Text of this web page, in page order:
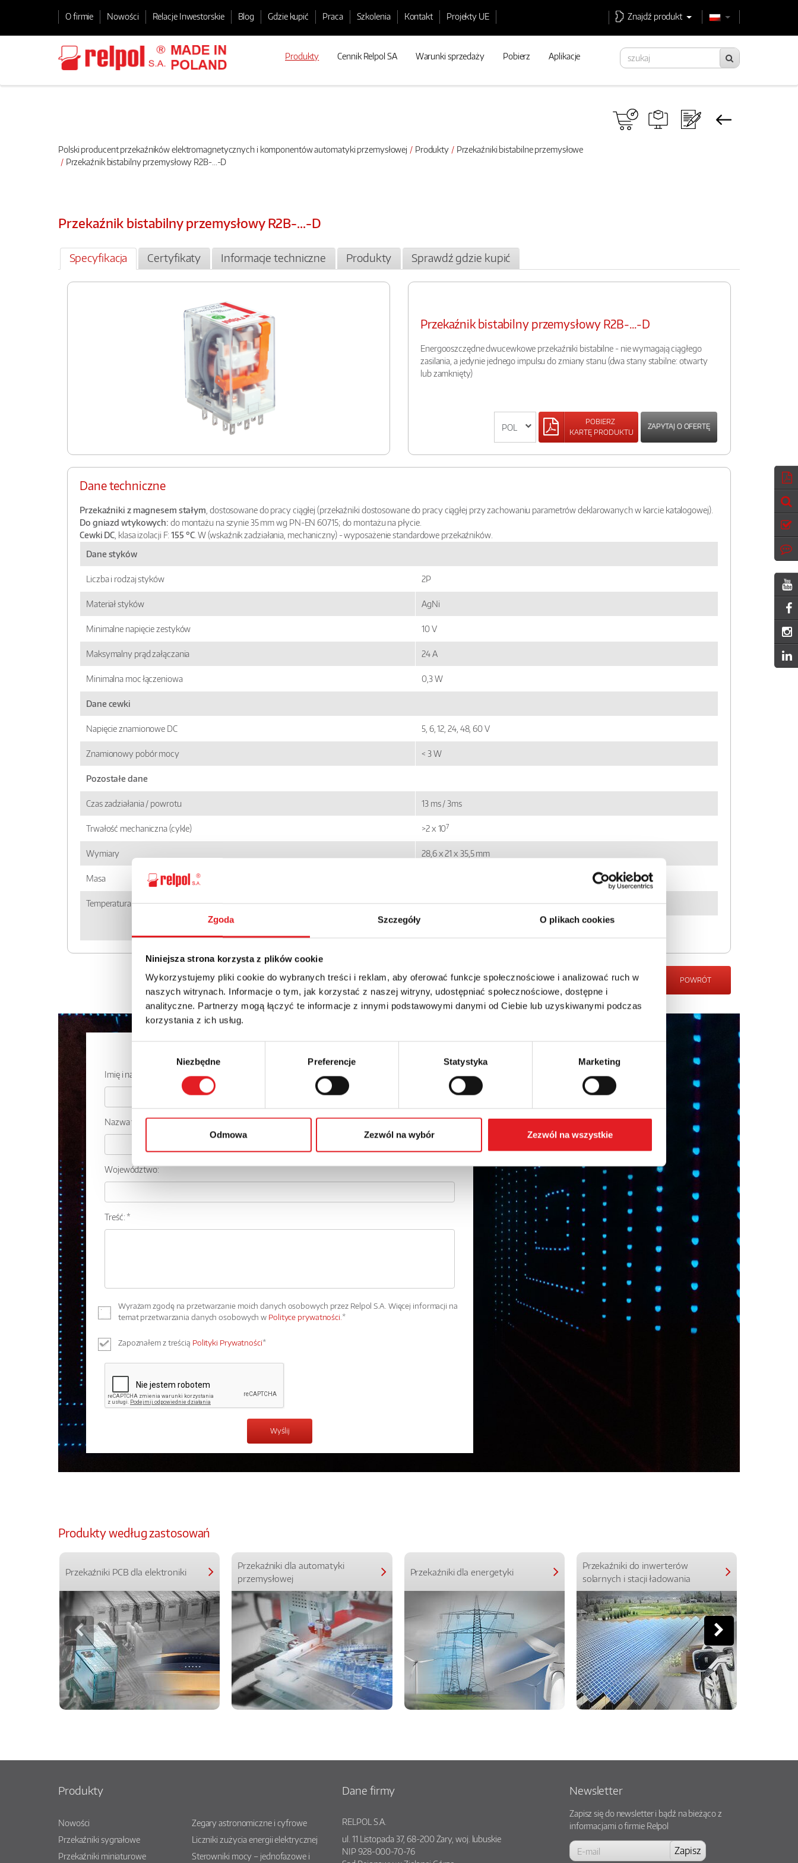
Zgoda Szczegóły O plikach cookies
Niniejsza strona korzysta z plików cookie
Wykorzystujemy pliki cookie do wybranych treści i reklam, aby oferować funkcje społecznościowe i analizować ruch w
naszych witrynach. Informacje o tym, jak korzystać z naszej witryny, udostępniać społecznościowe, dostępne i
analityczne. Partnerzy mogą łączyć te informacje z innymi podstawowymi danymi od Ciebie lub uzyskiwanymi podczas
korzystania z ich usług.
Niezbędne Preferencje Statystyka Marketing
Odmowa Zezwól na wybór Zezwól na wszystkie
O firmie Nowości Relacje Inwestorskie Blog Gdzie kupić Praca Szkolenia Kontakt Projekty UE Znajdź produkt
Produkty Cennik Relpol SA Warunki sprzedaży Pobierz Aplikacje
Polski producent przekaźników elektromagnetycznych i komponentów automatyki przemysłowej Produkty
Przekaźniki bistabilne przemysłowe
Przekaźnik bistabilny przemysłowy R2B-...-D
Przekaźnik bistabilny przemysłowy R2B-...-D
Specyfikacja Certyfikaty Informacje techniczne Produkty Sprawdź gdzie kupić
Przekaźnik bistabilny przemysłowy R2B-...-D
Energooszczędne dwucewkowe przekaźniki bistabilne - nie wymagają ciągłego
zasilania, a jedynie jednego impulsu do zmiany stanu (dwa stany stabilne: otwarty
lub zamknięty)
POBIERZ
KARTĘ PRODUKTU
ZAPYTAJ O OFERTĘ
Dane techniczne
Przekaźniki z magnesem stałym , dostosowane do pracy ciągłej (przekaźniki dostosowane do pracy ciągłej przy zachowaniu parametrów deklarowanych w karcie katalogowej).
Do gniazd wtykowych: do montażu na szynie 35 mm wg PN-EN 60715; do montażu na płycie.
Cewki DC , klasa izolacji F:155 °C. W (wskaźnik zadziałania, mechaniczny) - wyposażenie standardowe przekaźników.
Dane styków
Liczba i rodzaj styków 2P
Materiał styków AgNi
Minimalne napięcie zestyków 10 V
Maksymalny prąd załączania 24 A
Minimalna moc łączeniowa 0,3 W
Dane cewki
Napięcie znamionowe DC 5, 6, 12, 24, 48, 60 V
Znamionowy pobór mocy < 3 W
Pozostałe dane
Czas zadziałania / powrotu 13 ms / 3ms
Trwałość mechaniczna (cykle) >2 x 107
Wymiary 28,6 x 21 x 35,5 mm
Masa
Temperatura otoczenia składowania:-40...+85 C
POWRÓT
Imię i nazwisko: * Adres e-mail: *
Nazwa firmy: Numer telefonu:
Województwo:
Treść: *
Wyrażam zgodę na przetwarzanie moich danych osobowych przez Relpol S.A. Więcej informacji na
temat przetwarzania danych osobowych w Polityce prywatności.*
Zapoznałem z treścią Polityki Prywatności*
Produkty według zastosowań
Przekaźniki PCB dla elektroniki
Przekaźniki dla automatyki
przemysłowej
Przekaźniki dla energetyki
Przekaźniki do inwerterów
solarnych i stacji ładowania
Produkty
Nowości
Przekaźniki sygnałowe
Przekaźniki miniaturowe
Zegary astronomiczne i cyfrowe
Liczniki zużycia energii elektrycznej
Sterowniki mocy – jednofazowe i
Dane firmy
RELPOL S.A.
ul. 11 Listopada 37,68-200Żary, woj. lubuskie
NIP 928-000-70-76
Newsletter
Zapisz się do newsletter i bądź na bieżąco z
informacjami o firmie Relpol